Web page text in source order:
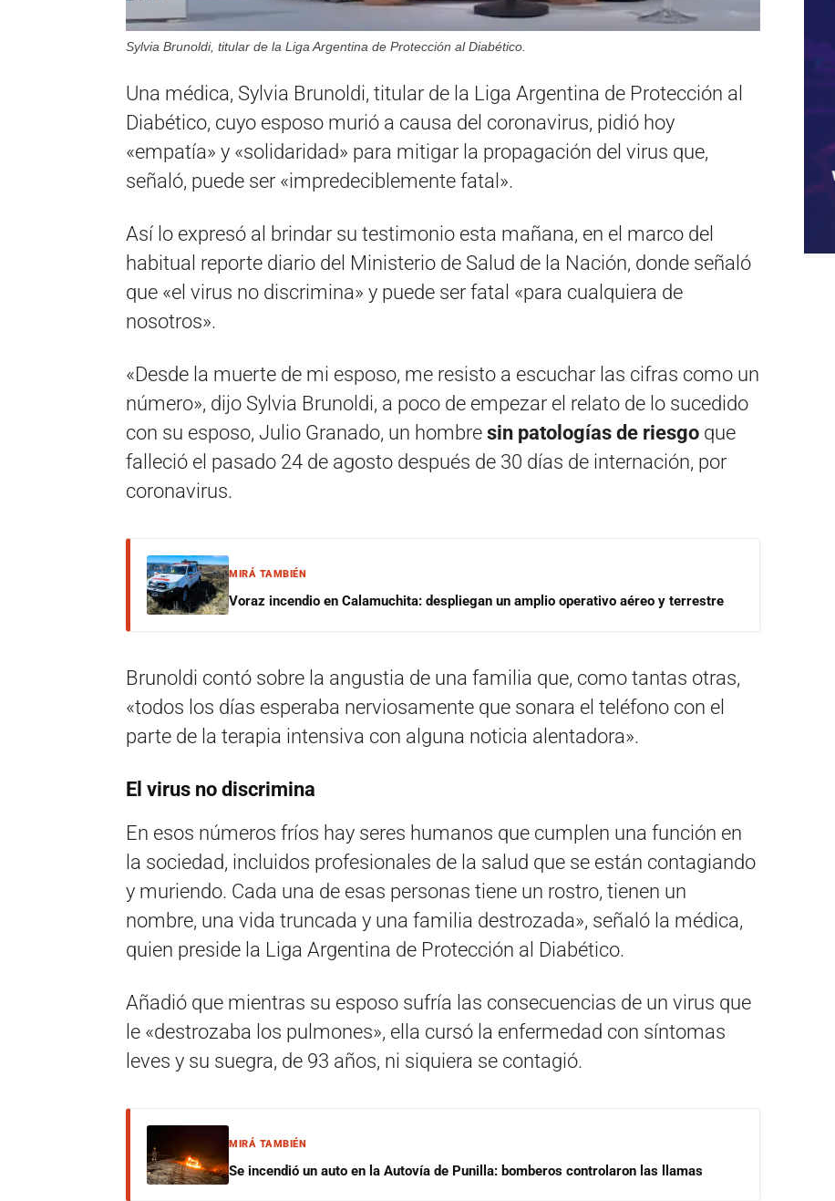
Sylvia Brunoldi, titular de la Liga Argentina de Protección al Diabético.
Una médica, Sylvia Brunoldi, titular de la Liga Argentina de Protección al
Diabético, cuyo esposo murió a causa del coronavirus, pidió hoy
«empatía» y «solidaridad» para mitigar la propagación del virus que,
señaló, puede ser «impredeciblemente fatal».
Así lo expresó al brindar su testimonio esta mañana, en el marco del
habitual reporte diario del Ministerio de Salud de la Nación, donde señaló
que «el virus no discrimina» y puede ser fatal «para cualquiera de
nosotros».
«Desde la muerte de mi esposo, me resisto a escuchar las cifras como un
número», dijo Sylvia Brunoldi, a poco de empezar el relato de lo sucedido
con su esposo, Julio Granado, un hombre sin patologías de riesgo que
falleció el pasado 24 de agosto después de 30 días de internación, por
coronavirus.
MIRÁ TAMBIÉN
Voraz incendio en Calamuchita: despliegan un amplio operativo aéreo y terrestre
Brunoldi contó sobre la angustia de una familia que, como tantas otras,
«todos los días esperaba nerviosamente que sonara el teléfono con el
parte de la terapia intensiva con alguna noticia alentadora».
El virus no discrimina
En esos números fríos hay seres humanos que cumplen una función en
la sociedad, incluidos profesionales de la salud que se están contagiando
y muriendo. Cada una de esas personas tiene un rostro, tienen un
nombre, una vida truncada y una familia destrozada», señaló la médica,
quien preside la Liga Argentina de Protección al Diabético.
Añadió que mientras su esposo sufría las consecuencias de un virus que
le «destrozaba los pulmones», ella cursó la enfermedad con síntomas
leves y su suegra, de 93 años, ni siquiera se contagió.
MIRÁ TAMBIÉN
Se incendió un auto en la Autovía de Punilla: bomberos controlaron las llamas